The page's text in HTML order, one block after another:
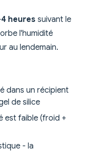
heures suivant le
l'humidité
au lendemain.
dans un récipient
de silice
est faible (froid +
- la